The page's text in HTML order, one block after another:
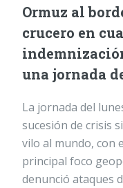
Ormuz al
crucero en
una jornada
La jornada del
sucesión de crisis
vilo al mundo, con
principal foco
denunció ataques